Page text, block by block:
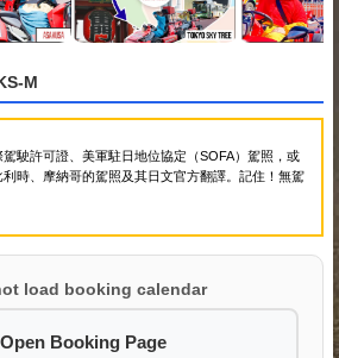
M
駛許可證、美軍駐日地位協定（SOFA）駕照，或
時、摩納哥的駕照及其日文官方翻譯。記住！無駕
load booking calendar
Open Booking Page